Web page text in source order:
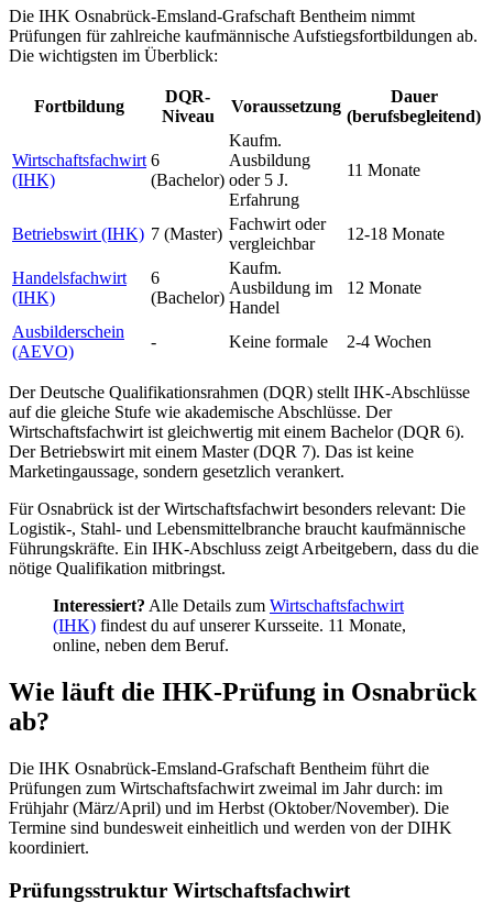
Die IHK Osnabrück-Emsland-Grafschaft Bentheim nimmt
Prüfungen für zahlreiche kaufmännische Aufstiegsfortbildungen ab.
Die wichtigsten im Überblick:
Fortbildung
DQR-
Niveau
Voraussetzung
Dauer
(berufsbegleitend)
Wirtschaftsfachwirt
(IHK)
6
(Bachelor)
Kaufm.
Ausbildung
oder 5 J.
Erfahrung
11 Monate
Betriebswirt (IHK) 7 (Master)
Fachwirt oder
vergleichbar
12-18 Monate
Handelsfachwirt
(IHK)
6
(Bachelor)
Kaufm.
Ausbildung im
Handel
12 Monate
Ausbilderschein
(AEVO)
- Keine formale 2-4 Wochen
Der Deutsche Qualifikationsrahmen (DQR) stellt IHK-Abschlüsse
auf die gleiche Stufe wie akademische Abschlüsse. Der
Wirtschaftsfachwirt ist gleichwertig mit einem Bachelor (DQR 6).
Der Betriebswirt mit einem Master (DQR 7). Das ist keine
Marketingaussage, sondern gesetzlich verankert.
Für Osnabrück ist der Wirtschaftsfachwirt besonders relevant: Die
Logistik-, Stahl- und Lebensmittelbranche braucht kaufmännische
Führungskräfte. Ein IHK-Abschluss zeigt Arbeitgebern, dass du die
nötige Qualifikation mitbringst.
Interessiert? Alle Details zum Wirtschaftsfachwirt
(IHK) findest du auf unserer Kursseite. 11 Monate,
online, neben dem Beruf.
Wie läuft die IHK-Prüfung in Osnabrück
ab?
Die IHK Osnabrück-Emsland-Grafschaft Bentheim führt die
Prüfungen zum Wirtschaftsfachwirt zweimal im Jahr durch: im
Frühjahr (März/April) und im Herbst (Oktober/November). Die
Termine sind bundesweit einheitlich und werden von der DIHK
koordiniert.
Prüfungsstruktur Wirtschaftsfachwirt